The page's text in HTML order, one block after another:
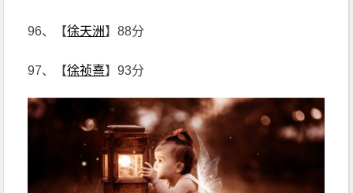
96、【徐天洲】88分
97、【徐祯熹】93分